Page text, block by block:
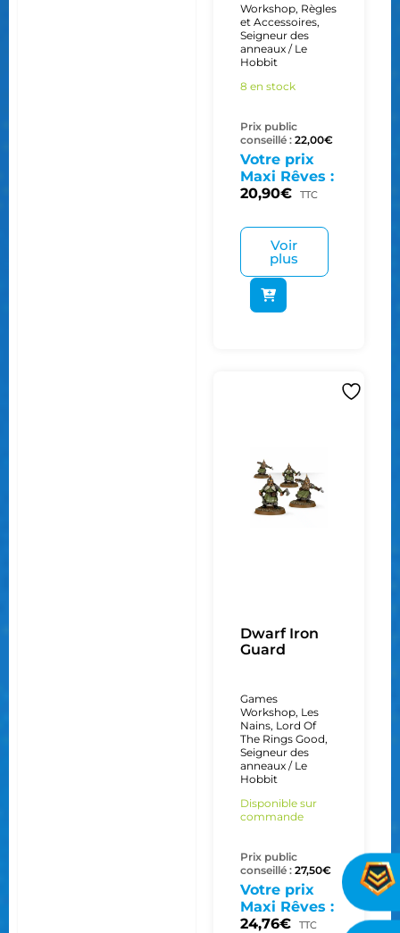
Workshop, Règles
et Accessoires,
Seigneur des
anneaux / Le
Hobbit
8 en stock
Prix public
conseillé : 22,00€
Votre prix
Maxi Rêves :
20,90€ TTC
Voir
plus
Dwarf Iron
Guard
Games
Workshop, Les
Nains, Lord Of
The Rings Good,
Seigneur des
anneaux / Le
Hobbit
Disponible sur
commande
Prix public
conseillé : 27,50€
Votre prix
Maxi Rêves :
24,76€ TTC